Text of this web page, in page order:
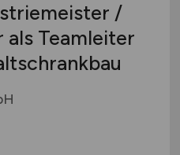
/
Teamleiter